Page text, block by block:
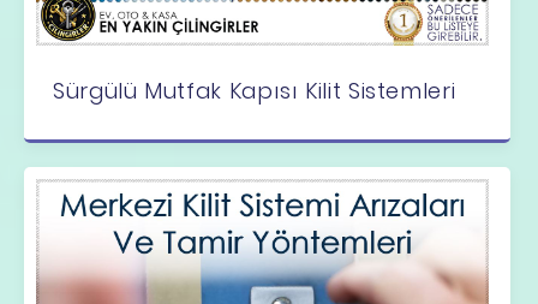
Sürgülü Mutfak Kapısı Kilit Sistemleri